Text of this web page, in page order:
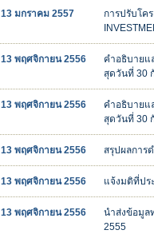
13 มกราคม 2557
การปรับโค
13 พฤศจิกายน 2556
คำอธิบายแ
สุดวันที่ 30
13 พฤศจิกายน 2556
คำอธิบายแ
สุดวันที่ 30
13 พฤศจิกายน 2556 สรุปผลการ
13 พฤศจิกายน 2556 แจ้งมติที่ปร
13 พฤศจิกายน 2556
นำส่งข้อมูล
2555